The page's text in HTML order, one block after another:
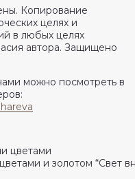
Копирование
целях и
в любых целях
автора. Защищено
можно посмотреть в
и золотом “Свет